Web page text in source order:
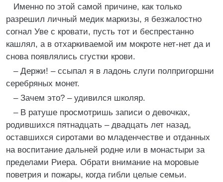
Именно по этой самой причине, как только
разрешил личный медик маркизы, я безжалостно
согнал Уве с кровати, пусть тот и беспрестанно
кашлял, а в отхаркиваемой им мокроте нет-нет да и
снова появлялись сгустки крови.
– Держи! – ссыпал я в ладонь слуги полпригоршни
серебряных монет.
– Зачем это? – удивился школяр.
– В ратуше просмотришь записи о девочках,
родившихся пятнадцать – двадцать лет назад,
оставшихся сиротами во младенчестве и отданных
на воспитание дальней родне или в монастыри за
пределами Риера. Обрати внимание на моровые
поветрия и пожары, когда гибли целые семьи.